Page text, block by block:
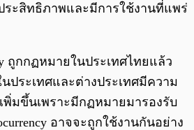
ระสิทธิภาพและมีการใช้งานที่แพร่
ถูกกฏหมายในประเทศไทยแล้ว
ประเทศและต่างประเทศมีความ
พิ่มขึ้นเพราะมีกฏหมายมารองรับ
อาจจะถูกใช้งานกันอย่าง